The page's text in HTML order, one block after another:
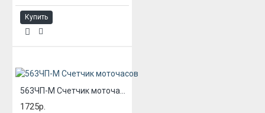
Купить
1725р.